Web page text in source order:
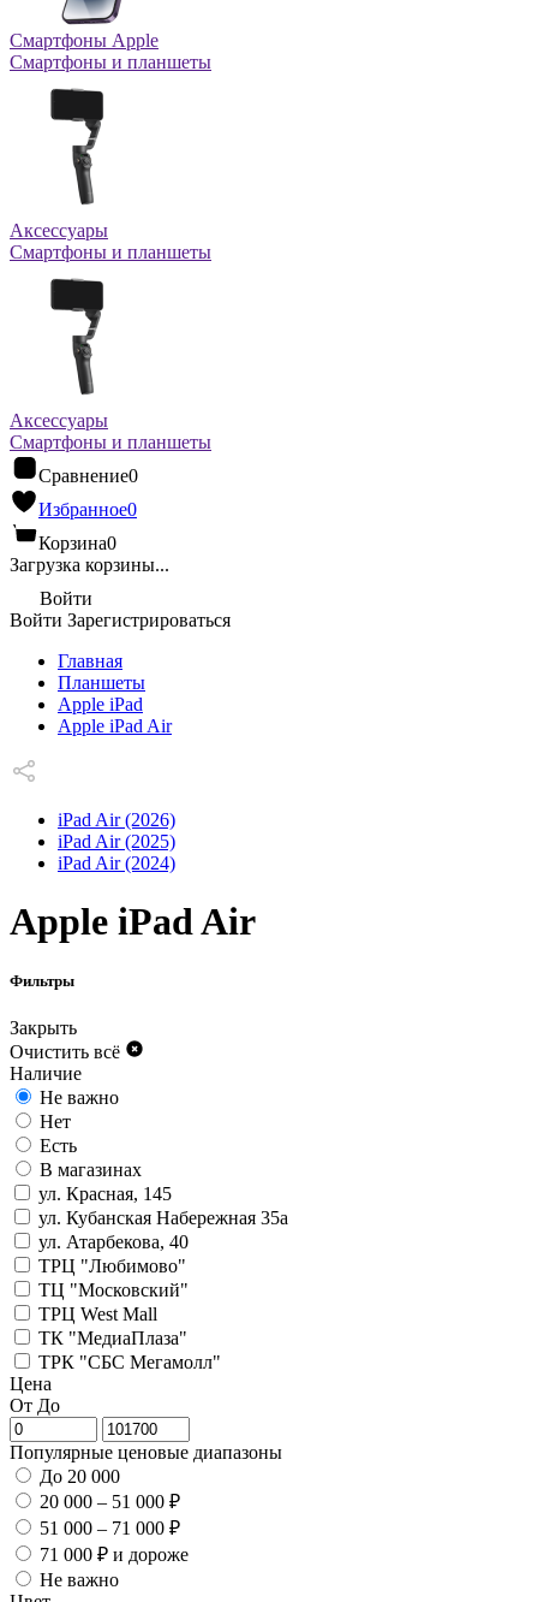
Смартфоны Apple
Смартфоны и планшеты
Аксессуары
Смартфоны и планшеты
Аксессуары
Смартфоны и планшеты
Сравнение0
Избранное0
Корзина0
Загрузка корзины...
Войти
Войти Зарегистрироваться
Главная
Планшеты
Apple iPad
Apple iPad Air
iPad Air (2026)
iPad Air (2025)
iPad Air (2024)
Apple iPad Air
Фильтры
Закрыть
Очистить всё
Наличие
Не важно
Нет
Есть
В магазинах
ул. Красная, 145
ул. Кубанская Набережная 35а
ул. Атарбекова, 40
ТРЦ "Любимово"
ТЦ "Московский"
ТРЦ West Mall
ТК "МедиаПлаза"
ТРК "СБС Мегамолл"
Цена
От До
Популярные ценовые диапазоны
До 20 000
20 000 – 51 000 ₽
51 000 – 71 000 ₽
71 000 ₽ и дороже
Не важно